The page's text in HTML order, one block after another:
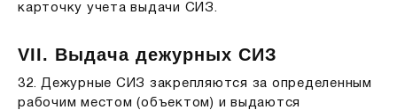
карточку учета выдачи СИЗ.
VII. Выдача дежурных СИЗ
32. Дежурные СИЗ закрепляются за определенным
рабочим местом (объектом) и выдаются